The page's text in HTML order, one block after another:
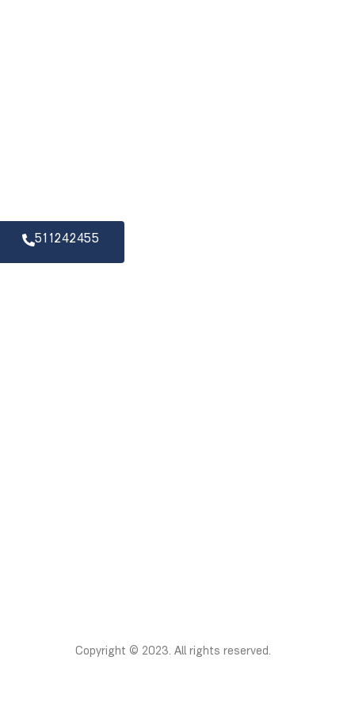
511242455
Copyright © 2023. All rights reserved.